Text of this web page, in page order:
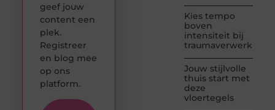
Kies tempo
boven
intensiteit bij
traumaverwerking
Jouw stijlvolle
thuis start met
deze
vloertegels
geef jouw
content een
plek.
Registreer
en blog mee
op ons
platform.